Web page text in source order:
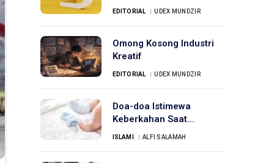
Beban Tanpa Akhir?
EDITORIAL UDEX MUNDZIR
Omong Kosong Industri
Kreatif
EDITORIAL UDEX MUNDZIR
Doa-doa Istimewa
Keberkahan Saat
Menjenguk Bayi Baru
ISLAMI ALFI SALAMAH